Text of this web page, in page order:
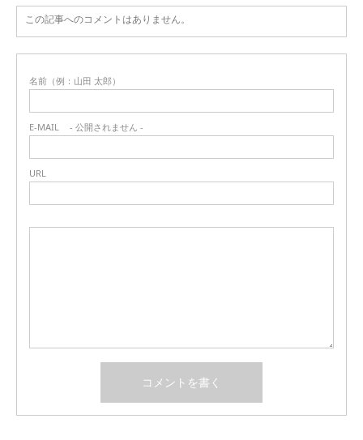
この記事へのコメントはありません。
名前（例：山田 太郎）
E-MAIL - 公開されません -
URL